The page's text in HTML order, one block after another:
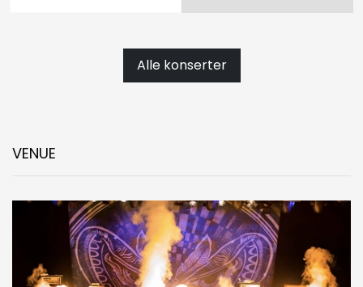
Alle konserter
VENUE